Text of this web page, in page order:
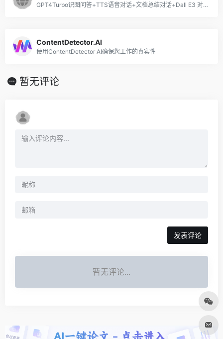
GPT4Turbo识图问答+TTS语音对话+文档总结对话+Dall E3 对话文生图+国内大模型集合+AI 绘画+思维导图
ContentDetector.AI
使用ContentDetector AI确保您工作的真实性
暂无评论
发表评论
暂无评论...